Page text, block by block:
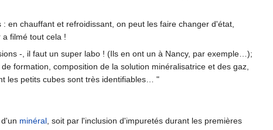
en chauffant et refroidissant, on peut les faire changer d'état,
filmé tout cela !
-, il faut un super labo ! (Ils en ont un à Nancy, par exemple…);
formation, composition de la solution minéralisatrice et des gaz,
les petits cubes sont très identifiables… "
minéral , soit par l'inclusion d'impuretés durant les premières